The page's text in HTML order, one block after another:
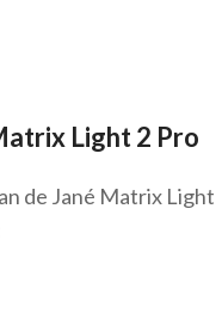
Light 2 Pro
de Jané Matrix Light